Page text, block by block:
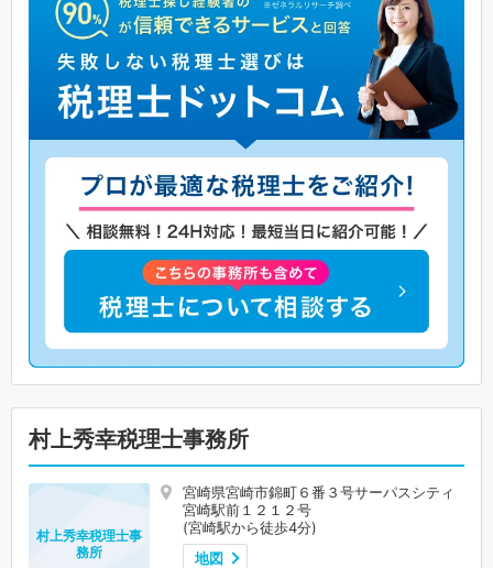
村上秀幸税理士事務所
宮崎県宮崎市錦町６番３号サーパスシティ
宮崎駅前１２１２号
(宮崎駅から徒歩4分)
地図
村上秀幸税理士事
務所